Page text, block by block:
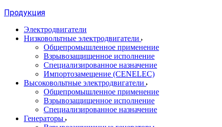
Продукция
Электродвигатели
Низковольтные электродвигатели
Общепромышленное применение
Взрывозащищенное исполнение
Специализированное назначение
Импортозамещение (CENELEC)
Высоковольтные электродвигатели
Общепромышленное применение
Взрывозащищенное исполнение
Специализированное назначение
Генераторы